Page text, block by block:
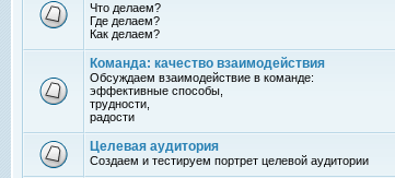
Что делаем?
Где делаем?
Как делаем?
Команда: качество взаимодействия
Обсуждаем взаимодействие в команде:
эффективные способы,
трудности,
радости
Целевая аудитория
Создаем и тестируем портрет целевой аудитории